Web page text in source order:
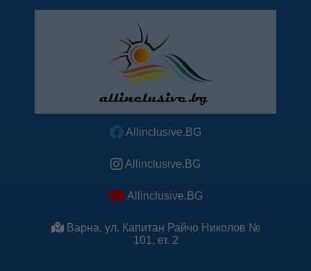
Allinclusive.BG
Allinclusive.BG
Allinclusive.BG
Варна, ул. Капитан Райчо Николов №
101, ет. 2